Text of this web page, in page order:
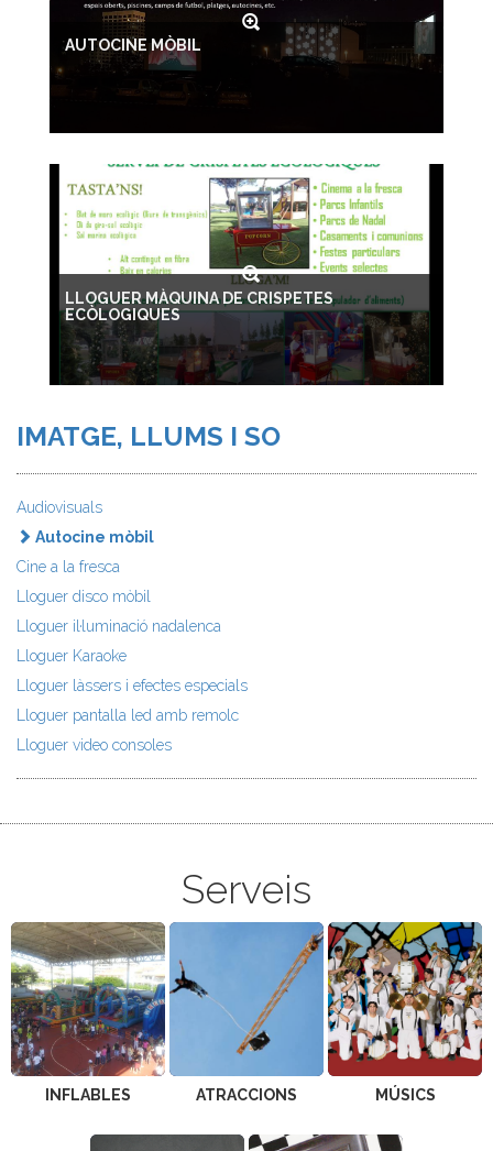
AUTOCINE MÒBIL
LLOGUER MÀQUINA DE CRISPETES
ECÒLOGIQUES
IMATGE, LLUMS I SO
Audiovisuals
Autocine mòbil
Cine a la fresca
Lloguer disco mòbil
Lloguer il·luminació nadalenca
Lloguer Karaoke
Lloguer làssers i efectes especials
Lloguer pantalla led amb remolc
Lloguer video consoles
Serveis
INFLABLES ATRACCIONS MÚSICS